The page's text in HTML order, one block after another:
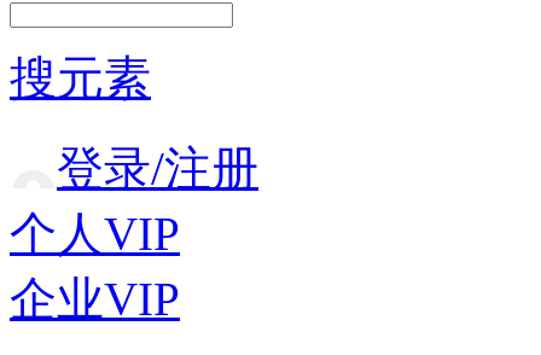
搜元素
登录/注册
个人VIP
企业VIP